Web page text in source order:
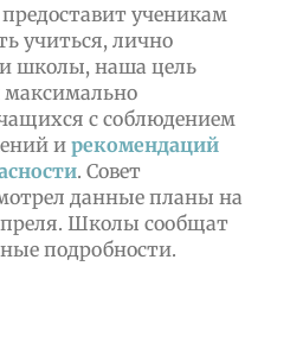
ученикам
учиться, лично
школы, наша цель
максимально
с соблюдением
и рекомендаций
. Совет
данные планы на
Школы сообщат
подробности.